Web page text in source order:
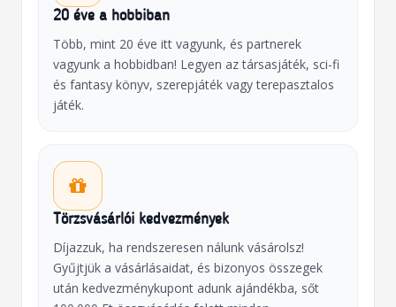
20 éve a hobbiban
Több, mint 20 éve itt vagyunk, és partnerek
vagyunk a hobbidban! Legyen az társasjáték, sci-fi
és fantasy könyv, szerepjáték vagy terepasztalos
játék.
Törzsvásárlói kedvezmények
Díjazzuk, ha rendszeresen nálunk vásárolsz!
Gyűjtjük a vásárlásaidat, és bizonyos összegek
után kedvezménykupont adunk ajándékba, sőt